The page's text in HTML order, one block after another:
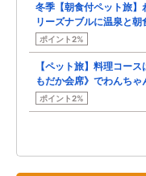
冬季【朝食付ペット旅】
リーズナブルに温泉と朝
ポイント2%
【ペット旅】料理コー
もだか会席》でわんちゃ
ポイント2%